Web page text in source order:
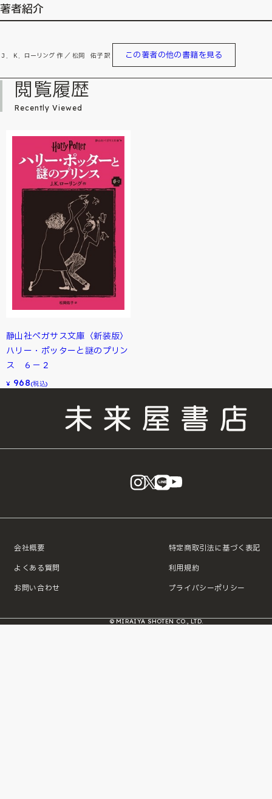
著者紹介
Ｊ．Ｋ．ローリング 作 ／ 松岡 佑子 訳 この著者の他の書籍を見る
閲覧履歴
Recently Viewed
静山社ペガサス文庫〈新装版〉
ハリー・ポッターと謎のプリン
ス ６－２
¥ 968(税込)
instagram
X LINE
会社概要
よくある質問
お問い合わせ
特定商取引法に基づく表記
利用規約
プライバシーポリシー
© MIRAIYA SHOTEN CO., LTD.